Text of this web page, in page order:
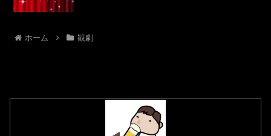
ホーム 観劇